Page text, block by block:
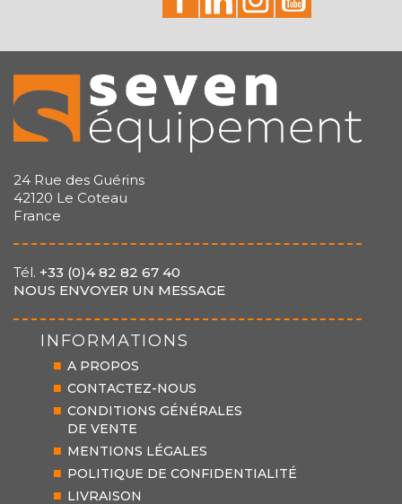
24 Rue des Guérins
42120 Le Coteau
France
Tél. +33 (0)4 82 82 67 40
NOUS ENVOYER UN MESSAGE
INFORMATIONS
A PROPOS
CONTACTEZ-NOUS
CONDITIONS GÉNÉRALES
DE VENTE
MENTIONS LÉGALES
POLITIQUE DE CONFIDENTIALITÉ
LIVRAISON